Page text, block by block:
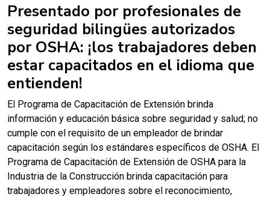
Presentado por profesionales de
seguridad bilingües autorizados
por OSHA: ¡los trabajadores deben
estar capacitados en el idioma que
entienden!
El Programa de Capacitación de Extensión brinda
información y educación básica sobre seguridad y salud; no
cumple con el requisito de un empleador de brindar
capacitación según los estándares específicos de OSHA. El
Programa de Capacitación de Extensión de OSHA para la
Industria de la Construcción brinda capacitación para
trabajadores y empleadores sobre el reconocimiento,